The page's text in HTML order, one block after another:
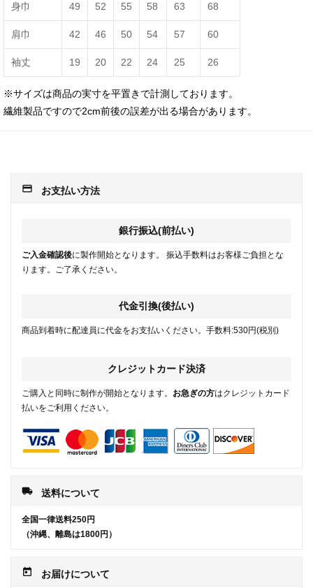
身巾 49 52 55 58 63 68
肩巾 42 46 50 54 57 60
袖丈 19 20 22 24 25 26
※サイズは商品の実寸を平置きで計測しております。
繊維製品ですので2cm前後の誤差が出る場合があります。
payment お支払い方法
銀行振込(前払い)
ご入金確認後に製作開始となります。 振込手数料はお客様ご負担とな
ります。ご了承ください。
代金引換(後払い)
商品到着時に配達員に代金をお支払いください。手数料:530円(税別)
クレジットカード決済
ご購入と同時に制作が開始となります。 お急ぎの方はクレジットカード
払いをご利用ください。
local_shipping 送料について
全国一律送料250円
（沖縄、離島は1800円）
today お届けについて